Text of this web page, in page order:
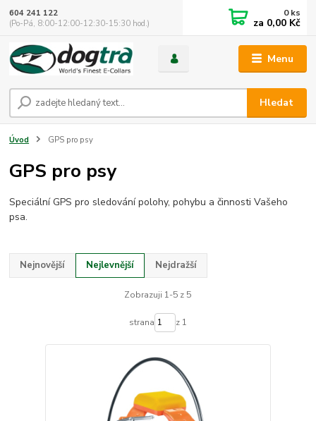
Menu
Hledat
604 241 122
(Po-Pá, 8:00-12:00-12:30-15:30 hod.)
0ks
za 0,00 Kč
Úvod GPS pro psy
GPS pro psy
Speciální GPS pro sledování polohy, pohybu a činnosti Vašeho
psa.
Nejnovější Nejlevnější Nejdražší
Zobrazuji 1-5 z 5
strana z 1